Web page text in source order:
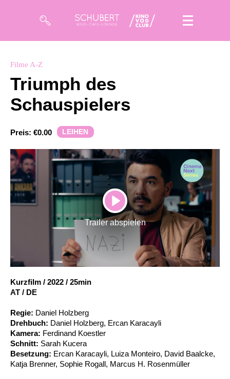
Magazin
Kuratierungen
Events
So geht’s
Filmpakete
Gutscheine
& Filmpässe
Account
Suche
Filme A-Z
Triumph des
Schauspielers
Preis: €0.00 LEIHEN
PLAY
Trailer abspielen
Kurzfilm / 2022 / 25min
AT / DE
Regie: Daniel Holzberg
Drehbuch: Daniel Holzberg, Ercan Karacayli
Kamera: Ferdinand Koestler
Schnitt: Sarah Kucera
Besetzung: Ercan Karacayli, Luiza Monteiro, David Baalcke,
Katja Brenner, Sophie Rogall, Marcus H. Rosenmüller